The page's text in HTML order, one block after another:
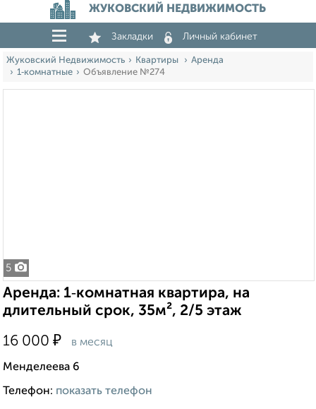
ЖУКОВСКИЙ НЕДВИЖИМОСТЬ
Закладки Личный кабинет
Жуковский Недвижимость Квартиры
Аренда
1‑комнатные
Объявление №274
5
Аренда: 1‑комнатная квартира, на
длительный срок, 35м², 2/5 этаж
16 000 ₽ в месяц
Менделеева 6
Телефон: показать телефон